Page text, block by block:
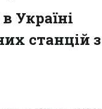
Україні
станцій